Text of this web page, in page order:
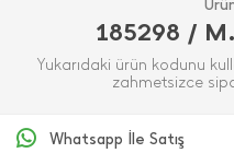
185298 /
Yukarıdaki ürün kodunu
zahmetsizce
Whatsapp İle Satış